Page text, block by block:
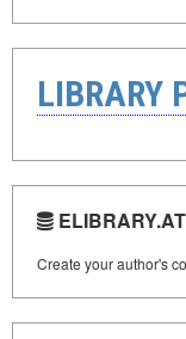
LIBRARY
Create your author's